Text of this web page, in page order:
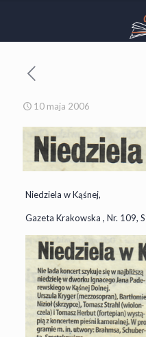
10 maja 2006
Niedziela w Kąśnej,
Gazeta Krakowska , Nr. 109,